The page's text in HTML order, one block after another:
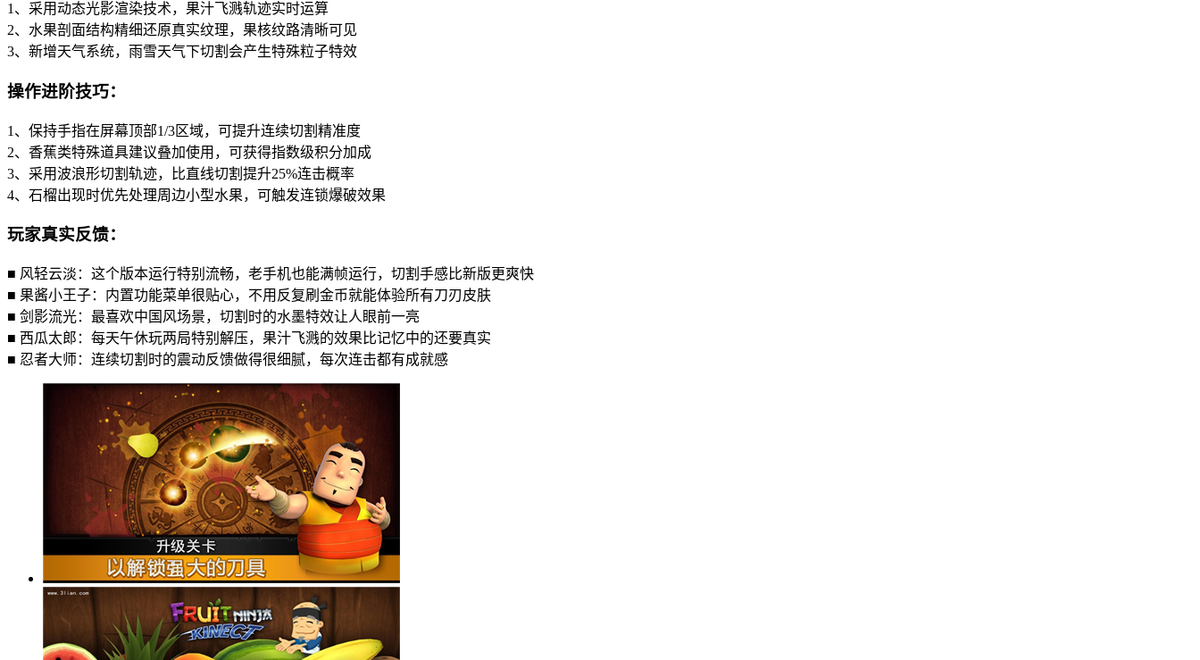
1、采用动态光影渲染技术，果汁飞溅轨迹实时运算
2、水果剖面结构精细还原真实纹理，果核纹路清晰可见
3、新增天气系统，雨雪天气下切割会产生特殊粒子特效
操作进阶技巧：
1、保持手指在屏幕顶部1/3区域，可提升连续切割精准度
2、香蕉类特殊道具建议叠加使用，可获得指数级积分加成
3、采用波浪形切割轨迹，比直线切割提升25%连击概率
4、石榴出现时优先处理周边小型水果，可触发连锁爆破效果
玩家真实反馈：
■ 风轻云淡：这个版本运行特别流畅，老手机也能满帧运行，切割手感比新版更爽快
■ 果酱小王子：内置功能菜单很贴心，不用反复刷金币就能体验所有刀刃皮肤
■ 剑影流光：最喜欢中国风场景，切割时的水墨特效让人眼前一亮
■ 西瓜太郎：每天午休玩两局特别解压，果汁飞溅的效果比记忆中的还要真实
■ 忍者大师：连续切割时的震动反馈做得很细腻，每次连击都有成就感